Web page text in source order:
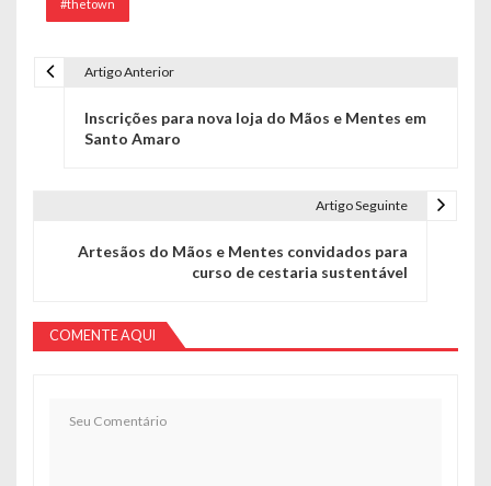
#thetown
Artigo Anterior
Inscrições para nova loja do Mãos e Mentes em
Santo Amaro
Artigo Seguinte
Artesãos do Mãos e Mentes convidados para
curso de cestaria sustentável
COMENTE AQUI